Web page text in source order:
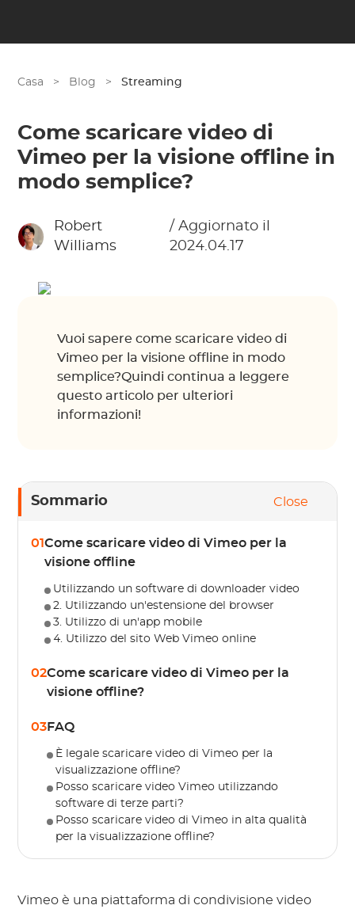
Casa > Blog > Streaming
Come scaricare video di
Vimeo per la visione offline in
modo semplice?
Robert
Williams
/ Aggiornato il
2024.04.17
Vuoi sapere come scaricare video di
Vimeo per la visione offline in modo
semplice?Quindi continua a leggere
questo articolo per ulteriori
informazioni!
Sommario Close
01Come scaricare video di Vimeo per la
visione offline
Utilizzando un software di downloader video
2. Utilizzando un'estensione del browser
3. Utilizzo di un'app mobile
4. Utilizzo del sito Web Vimeo online
02Come scaricare video di Vimeo per la
visione offline?
03FAQ
È legale scaricare video di Vimeo per la
visualizzazione offline?
Posso scaricare video Vimeo utilizzando
software di terze parti?
Posso scaricare video di Vimeo in alta qualità
per la visualizzazione offline?
Vimeo è una piattaforma di condivisione video